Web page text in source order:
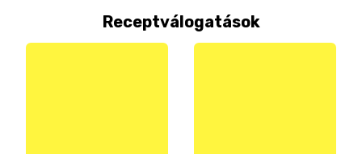
Receptválogatások